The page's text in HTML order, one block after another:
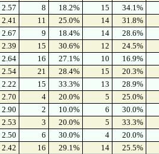
2.57 8 18.2% 15
34.1%
2.41 11 25.0% 14
31.8%
2.67 9 18.4% 14
28.6%
2.39 15 30.6% 12
24.5%
2.64 16 27.1% 10
16.9%
2.54 21 28.4% 15
20.3%
2.22 15 33.3% 13
28.9%
2.70 4 20.0% 5
25.0%
2.90 2 10.0% 6
30.0%
2.53 3 20.0% 5
33.3%
2.50 6 30.0% 4
20.0%
2.42 16 29.1% 14
25.5%